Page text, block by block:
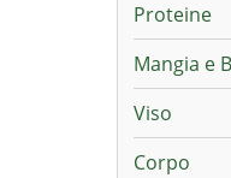
Proteine
Mangia e
Viso
Corpo